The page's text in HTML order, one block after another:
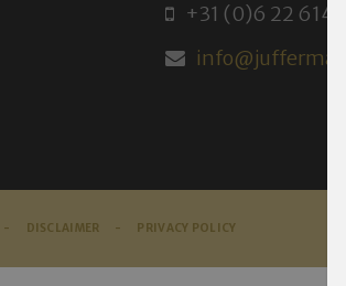
+31 (0)6 22 614
- DISCLAIMER - PRIVACY POLICY